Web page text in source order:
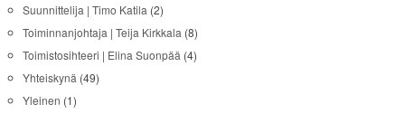
Suunnittelija | Timo Katila (2)
Toiminnanjohtaja | Teija Kirkkala (8)
Toimistosihteeri | Elina Suonpää (4)
Yhteiskynä (49)
Yleinen (1)